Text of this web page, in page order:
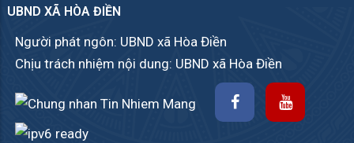
UBND XÃ HÒA ĐIỀN
Người phát ngôn: UBND xã Hòa Điền
Chịu trách nhiệm nội dung: UBND xã Hòa Điền